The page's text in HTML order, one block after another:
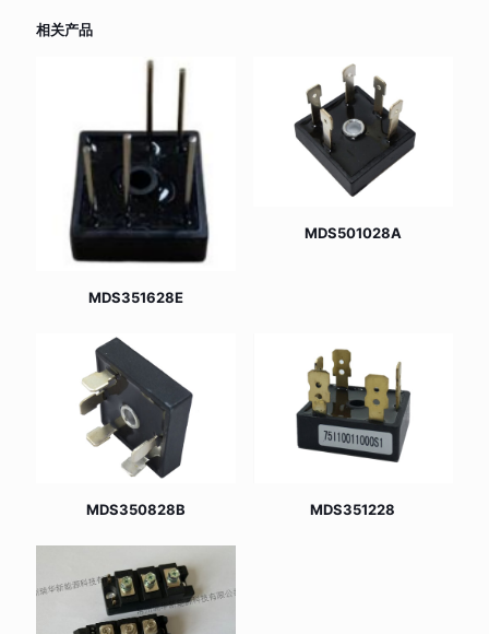
相关产品
MDS351628E
MDS501028A
MDS350828B MDS351228